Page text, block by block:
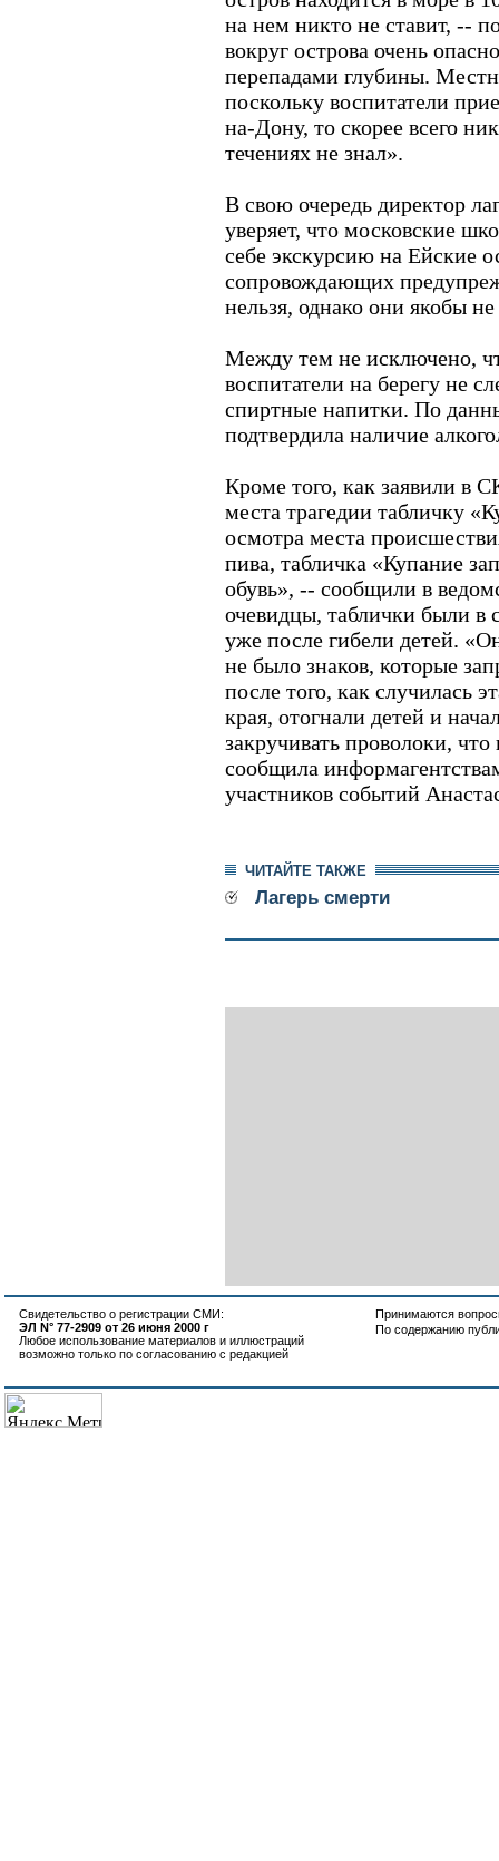
на нем никто не ставит, --
вокруг острова очень
перепадами глубины.
поскольку воспитатели
на-Дону, то скорее всего
течениях не знал».
В свою очередь директор
уверяет, что московские
себе экскурсию на Ейские
сопровождающих
нельзя, однако они якобы
Между тем не исключено,
воспитатели на берегу не
спиртные напитки. По
подтвердила наличие
Кроме того, как заявили в
места трагедии табличку
осмотра места
пива, табличка «Купание
обувь», -- сообщили в
очевидцы, таблички были в
уже после гибели детей.
не было знаков, которые
после того, как случилась
края, отогнали детей и
закручивать проволоки,
сообщила
участников событий
ЧИТАЙТЕ ТАКЖЕ
Лагерь смерти
Свидетельство о регистрации СМИ:
ЭЛ N° 77-2909 от 26 июня 2000 г
Любое использование материалов и иллюстраций
возможно только по согласованию с редакцией
Принимаются
По содержанию